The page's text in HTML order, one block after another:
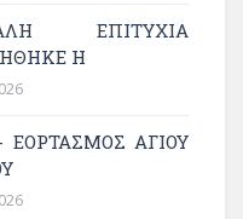
ΕΠΙΤΥΧΊΑ
Η
ΑΓΙΟΥ